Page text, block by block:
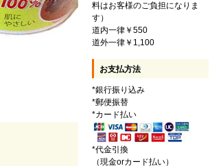
料はお客様のご負担になりま
す）
道内一律￥550
道外一律￥1,100
お支払方法
*銀行振り込み
*郵便振替
*カード払い
*代金引換
（現金orカード払い）